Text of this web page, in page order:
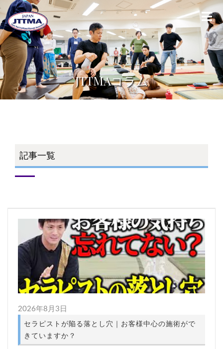
JTTMAコラム
記事一覧
2026年8月3日
セラピストが陥る落とし穴｜お客様中心の施術がで
きていますか？